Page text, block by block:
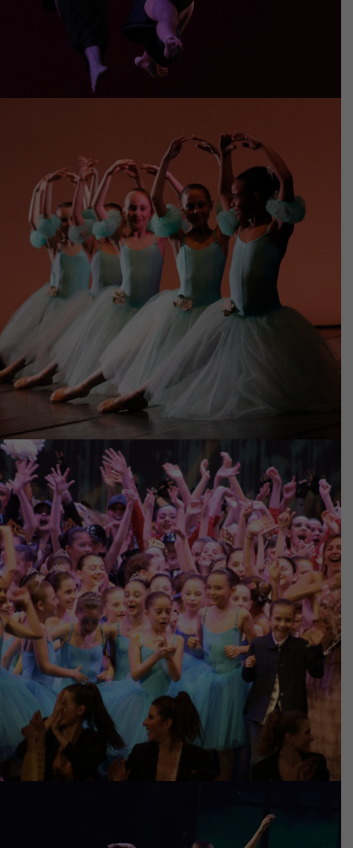
anno scolastico 2015-2016
FOTO SAGGIO
anno scolastico 2017-2018
FOTO SAGGIO
anno scolastico 2018-2019
FOTO SAGGIO